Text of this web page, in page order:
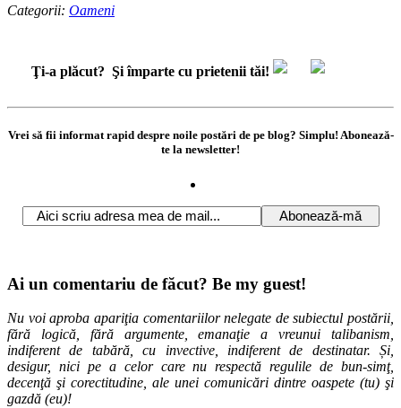
Categorii: Oameni
Ţi-a plăcut? Şi împarte cu prietenii tăi!
Vrei să fii informat rapid despre noile postări de pe blog? Simplu! Abonează-
te la newsletter!
Ai un comentariu de făcut? Be my guest!
Nu voi aproba apariţia comentariilor nelegate de subiectul postării,
fără logică, fără argumente, emanaţie a vreunui talibanism,
indiferent de tabără, cu invective, indiferent de destinatar. Și,
desigur, nici pe a celor care nu respectă regulile de bun-simţ,
decenţă şi corectitudine, ale unei comunicări dintre oaspete (tu) şi
gazdă (eu)!